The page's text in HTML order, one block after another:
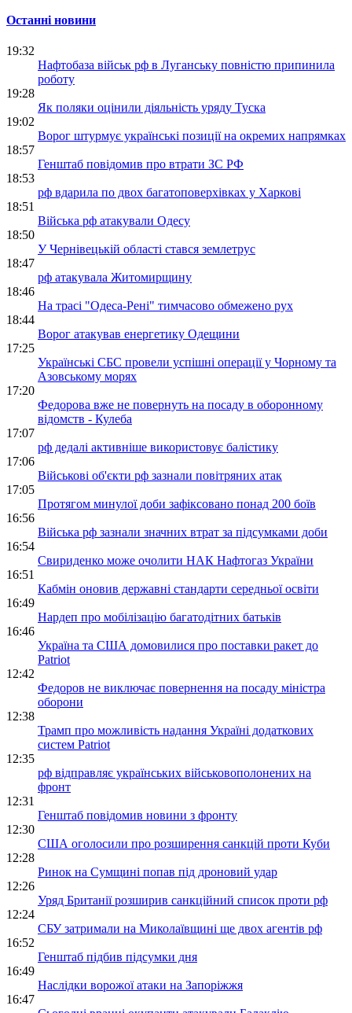
Останні новини
19:32
Нафтобаза військ рф в Луганську повністю припинила
роботу
19:28
Як поляки оцінили діяльність уряду Туска
19:02
Ворог штурмує українські позиції на окремих напрямках
18:57
Генштаб повідомив про втрати ЗС РФ
18:53
рф вдарила по двох багатоповерхівках у Харкові
18:51
Війська рф атакували Одесу
18:50
У Чернівецькій області стався землетрус
18:47
рф атакувала Житомирщину
18:46
На трасі "Одеса-Рені" тимчасово обмежено рух
18:44
Ворог атакував енергетику Одещини
17:25
Українські СБС провели успішні операції у Чорному та
Азовському морях
17:20
Федорова вже не повернуть на посаду в оборонному
відомств - Кулеба
17:07
рф дедалі активніше використовує балістику
17:06
Військові об'єкти рф зазнали повітряних атак
17:05
Протягом минулої доби зафіксовано понад 200 боїв
16:56
Війська рф зазнали значних втрат за підсумками доби
16:54
Свириденко може очолити НАК Нафтогаз України
16:51
Кабмін оновив державні стандарти середньої освіти
16:49
Нардеп про мобілізацію багатодітних батьків
16:46
Україна та США домовилися про поставки ракет до
Patriot
12:42
Федоров не виключає повернення на посаду міністра
оборони
12:38
Трамп про можливість надання Україні додаткових
систем Patriot
12:35
рф відправляє українських військовополонених на
фронт
12:31
Генштаб повідомив новини з фронту
12:30
США оголосили про розширення санкцій проти Куби
12:28
Ринок на Сумщині попав під дроновий удар
12:26
Уряд Британії розширив санкційний список проти рф
12:24
СБУ затримали на Миколаївщині ще двох агентів рф
16:52
Генштаб підбив підсумки дня
16:49
Наслідки ворожої атаки на Запоріжжя
16:47